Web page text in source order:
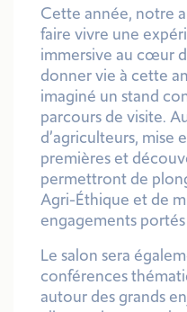
Cette année, notre
faire vivre une
immersive au cœur
donner vie à cette
imaginé un stand
parcours de visite.
d’agriculteurs, mise
premières et
permettront de
Agri-Éthique et de
engagements
Le salon sera
conférences
autour des grands